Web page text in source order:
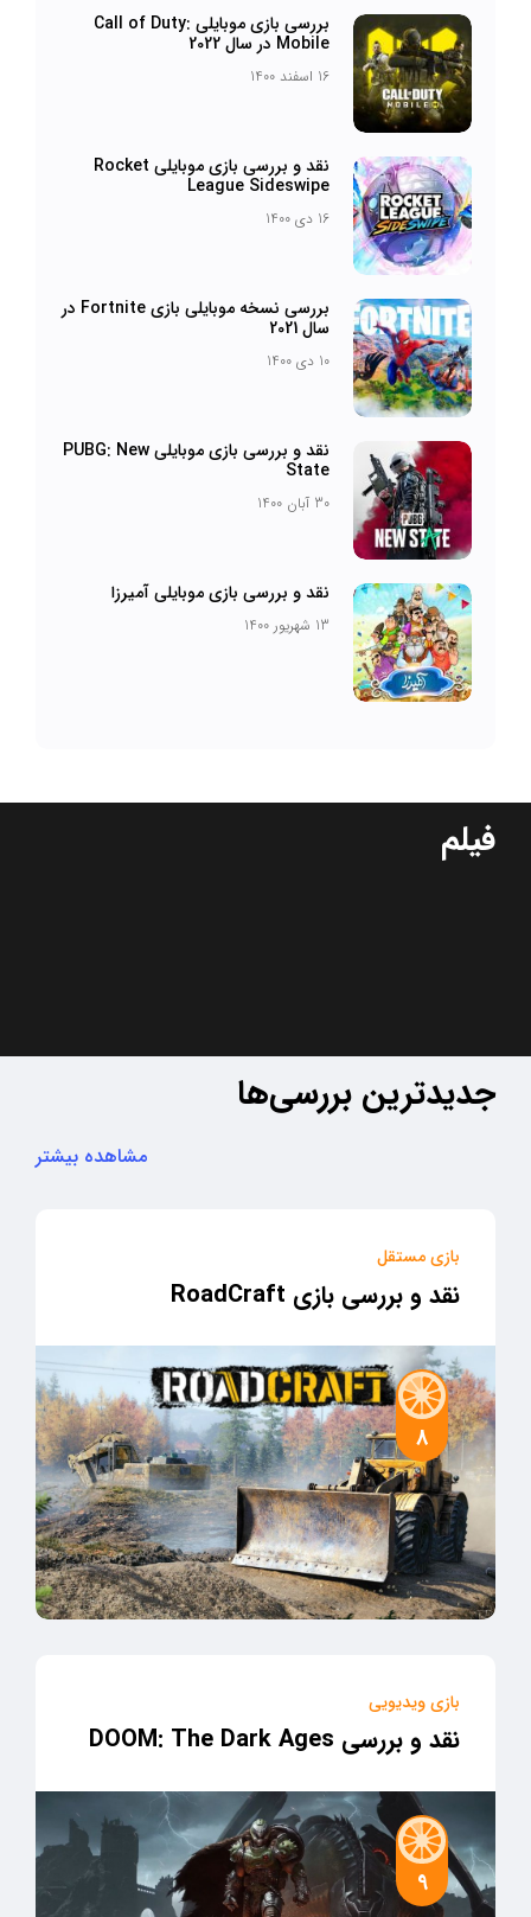
بررسی بازی موبایلی Call of Duty:
Mobile در سال 2022
16 اسفند 1400
نقد و بررسی بازی موبایلی Rocket
League Sideswipe
16 دی 1400
بررسی نسخه موبایلی بازی Fortnite در
سال 2021
10 دی 1400
نقد و بررسی بازی موبایلی PUBG: New
State
30 آبان 1400
نقد و بررسی بازی موبایلی آمیرزا
13 شهریور 1400
فیلم
جدیدترین بررسی‌ها
مشاهده بیشتر
بازی مستقل
نقد و بررسی بازی RoadCraft
8
بازی ویدیویی
نقد و بررسی DOOM: The Dark Ages
9